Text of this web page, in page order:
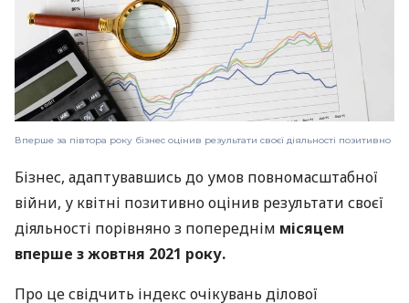
Вперше за півтора року бізнес оцінив результати своєї діяльності позитивно
Бізнес, адаптувавшись до умов повномасштабної
війни, у квітні позитивно оцінив результати своєї
діяльності порівняно з попереднім місяцем
вперше з жовтня 2021 року.
Про це свідчить індекс очікувань ділової